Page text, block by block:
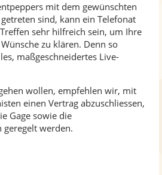
mit dem gewünschten
sind, kann ein Telefonat
sehr hilfreich sein, um Ihre
zu klären. Denn so
maßgeschneidertes Live-
wollen, empfehlen wir, mit
einen Vertrag abzuschliessen,
Gage sowie die
geregelt werden.